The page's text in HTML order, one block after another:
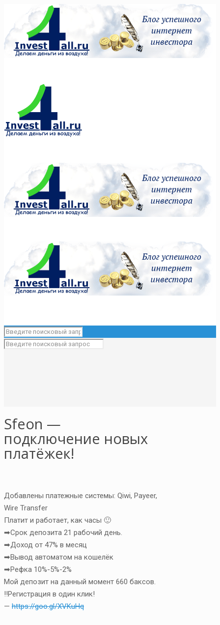
Sfeon —
подключение новых
платёжек!
Добавлены платежные системы: Qiwi, Payeer,
Wire Transfer
Платит и работает, как часы 🙂
➡Срок депозита 21 рабочий день.
➡Доход от 47% в месяц
➡Вывод автоматом на кошелёк
➡Рефка 10%-5%-2%
Мой депозит на данный момент 660 баксов.
‼Регистрация в один клик!
— https://goo.gl/XVKuHq